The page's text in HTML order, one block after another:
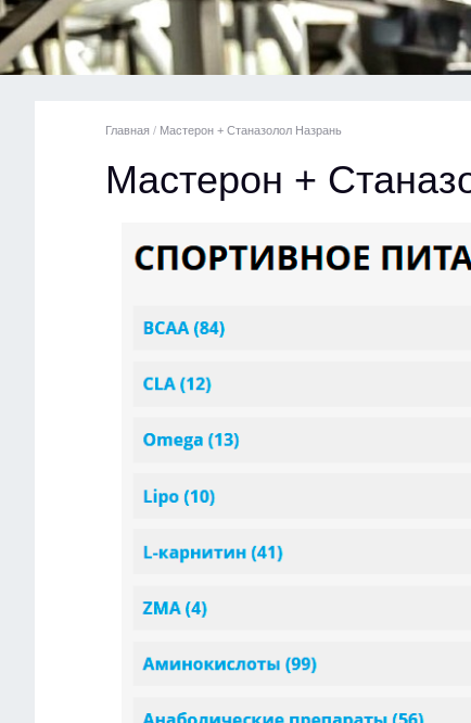
Главная / Мастерон + Станазолол Назрань
Мастерон +